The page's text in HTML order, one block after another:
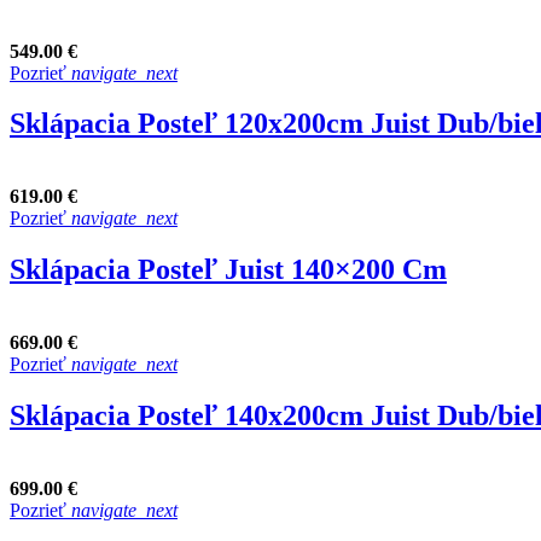
549.00 €
Pozrieť navigate_next
Sklápacia Posteľ 120x200cm Juist Dub/
619.00 €
Pozrieť navigate_next
Sklápacia Posteľ Juist 140×200 Cm
669.00 €
Pozrieť navigate_next
Sklápacia Posteľ 140x200cm Juist Dub/
699.00 €
Pozrieť navigate_next